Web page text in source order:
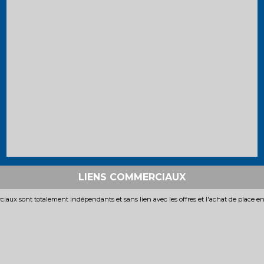
LIENS COMMERCIAUX
sont totalement indépendants et sans lien avec les offres et l'achat de place